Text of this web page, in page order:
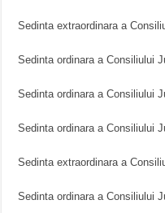
Sedinta extraordinara a
Sedinta ordinara a Consiliului
Sedinta ordinara a Consiliului
Sedinta ordinara a Consiliului
Sedinta extraordinara a
Sedinta ordinara a Consiliului